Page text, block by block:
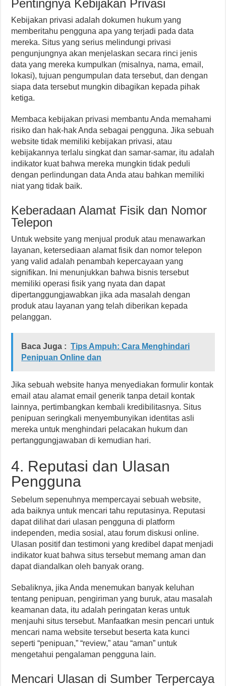
Pentingnya Kebijakan Privasi
Kebijakan privasi adalah dokumen hukum yang
memberitahu pengguna apa yang terjadi pada data
mereka. Situs yang serius melindungi privasi
pengunjungnya akan menjelaskan secara rinci jenis
data yang mereka kumpulkan (misalnya, nama, email,
lokasi), tujuan pengumpulan data tersebut, dan dengan
siapa data tersebut mungkin dibagikan kepada pihak
ketiga.
Membaca kebijakan privasi membantu Anda memahami
risiko dan hak-hak Anda sebagai pengguna. Jika sebuah
website tidak memiliki kebijakan privasi, atau
kebijakannya terlalu singkat dan samar-samar, itu adalah
indikator kuat bahwa mereka mungkin tidak peduli
dengan perlindungan data Anda atau bahkan memiliki
niat yang tidak baik.
Keberadaan Alamat Fisik dan Nomor
Telepon
Untuk website yang menjual produk atau menawarkan
layanan, ketersediaan alamat fisik dan nomor telepon
yang valid adalah penambah kepercayaan yang
signifikan. Ini menunjukkan bahwa bisnis tersebut
memiliki operasi fisik yang nyata dan dapat
dipertanggungjawabkan jika ada masalah dengan
produk atau layanan yang telah diberikan kepada
pelanggan.
Baca Juga : Tips Ampuh: Cara Menghindari
Penipuan Online dan
Jika sebuah website hanya menyediakan formulir kontak
email atau alamat email generik tanpa detail kontak
lainnya, pertimbangkan kembali kredibilitasnya. Situs
penipuan seringkali menyembunyikan identitas asli
mereka untuk menghindari pelacakan hukum dan
pertanggungjawaban di kemudian hari.
4. Reputasi dan Ulasan
Pengguna
Sebelum sepenuhnya mempercayai sebuah website,
ada baiknya untuk mencari tahu reputasinya. Reputasi
dapat dilihat dari ulasan pengguna di platform
independen, media sosial, atau forum diskusi online.
Ulasan positif dan testimoni yang kredibel dapat menjadi
indikator kuat bahwa situs tersebut memang aman dan
dapat diandalkan oleh banyak orang.
Sebaliknya, jika Anda menemukan banyak keluhan
tentang penipuan, pengiriman yang buruk, atau masalah
keamanan data, itu adalah peringatan keras untuk
menjauhi situs tersebut. Manfaatkan mesin pencari untuk
mencari nama website tersebut beserta kata kunci
seperti “penipuan,” “review,” atau “aman” untuk
mengetahui pengalaman pengguna lain.
Mencari Ulasan di Sumber Terpercaya